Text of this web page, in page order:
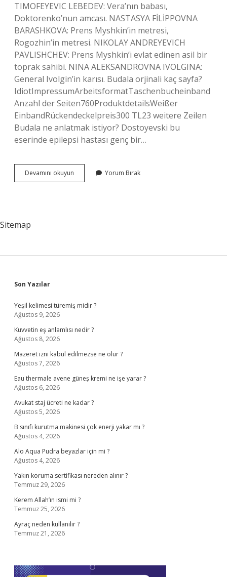
TIMOFEYEVIC LEBEDEV: Vera’nın babası,
Doktorenko’nun amcası. NASTASYA FİLİPPOVNA
BARASHKOVA: Prens Myshkin’in metresi,
Rogozhin’in metresi. NIKOLAY ANDREYEVICH
PAVLISHCHEV: Prens Myshkin’i evlat edinen asil bir
toprak sahibi. NINA ALEKSANDROVNA IVOLGINA:
General Ivolgin’in karısı. Budala orjinali kaç sayfa?
IdiotImpressumArbeitsformatTaschenbucheinband
Anzahl der Seiten760ProduktdetailsWeißer
EinbandRückendeckelpreis300 TL23 weitere Zeilen
Budala ne anlatmak istiyor? Dostoyevski bu
eserinde epilepsi hastası genç bir…
Devamını okuyun Dostoyevski
Budala
Yorum Bırak
Sitemap
Sidebar
Son Yazılar
Yeşil kelimesi türemiş midir ?
Ağustos 9, 2026
Kuvvetin eş anlamlısı nedir ?
Ağustos 8, 2026
Mazeret izni kabul edilmezse ne olur ?
Ağustos 7, 2026
Eau thermale avene güneş kremi ne işe yarar ?
Ağustos 6, 2026
Avukat staj ücreti ne kadar ?
Ağustos 5, 2026
B sınıfı kurutma makinesi çok enerji yakar mı ?
Ağustos 4, 2026
Alo Aqua Pudra beyazlar için mi ?
Ağustos 4, 2026
Yakın koruma sertifikası nereden alınır ?
Temmuz 29, 2026
Kerem Allah’ın ismi mi ?
Temmuz 25, 2026
Ayraç neden kullanılır ?
Temmuz 21, 2026